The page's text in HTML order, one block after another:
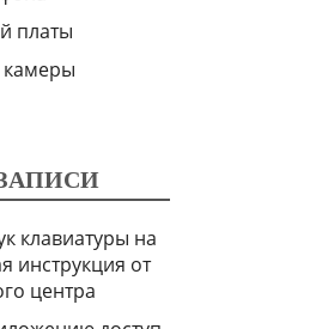
платы
камеры
клавиатуры на
инструкция от
центра